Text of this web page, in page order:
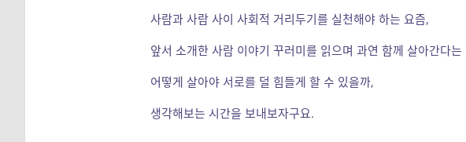
사람과 사람 사이 사회적 거리두기를 실천해야 하는 요즘,
앞서 소개한 사람 이야기 꾸러미를 읽으며 과연 함께 살아간다는
어떻게 살아야 서로를 덜 힘들게 할 수 있을까,
생각해보는 시간을 보내보자구요.